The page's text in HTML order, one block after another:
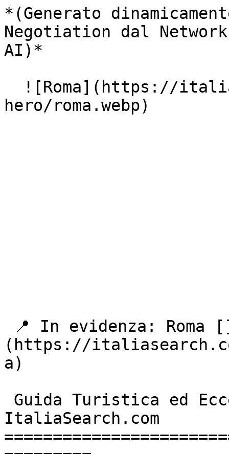
*(Generato
Negotiation dal
AI)*
hero/roma.webp)
(https://
a)
ItaliaSearch.com